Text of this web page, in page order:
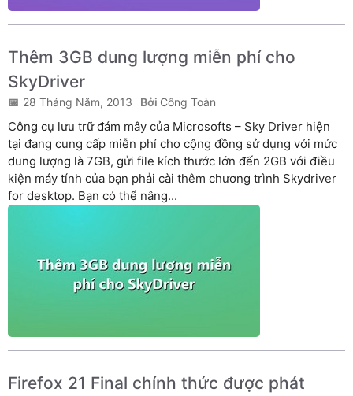
Thêm 3GB dung lượng miễn phí cho
SkyDriver
28 Tháng Năm, 2013 Công Toàn
Công cụ lưu trữ đám mây của Microsofts – Sky Driver hiện
tại đang cung cấp miễn phí cho cộng đồng sử dụng với mức
dung lượng là 7GB, gửi file kích thước lớn đến 2GB với điều
kiện máy tính của bạn phải cài thêm chương trình Skydriver
for desktop. Bạn có thể nâng...
Firefox 21 Final chính thức được phát